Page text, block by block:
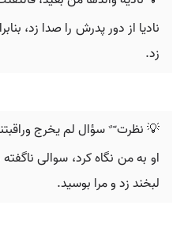
نادیا از دور پدرش را صدا زد،
زد.
💡 ‬نظرت‬ ‫ّ‬ ‫ٌ‬ ‫سؤال لم يخرج
او به من نگاه کرد، سوالی
لبخند زد و مرا بوسید.